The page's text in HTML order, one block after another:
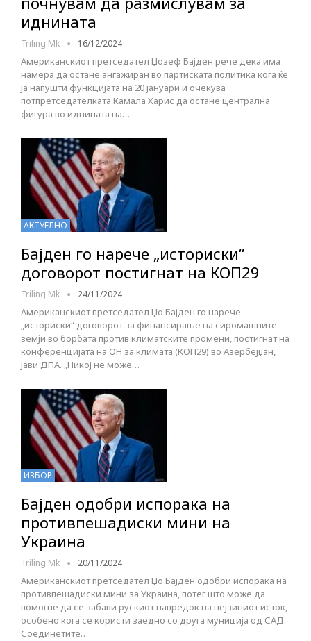
иднината
Triling Mk 16/12/2024
Американскиот претседател Џозеф Бајден рече дека има
намера да остане ангажиран во партиската политика кога ќе
ја напушти функцијата на 20 јануари и очекува
потпретседателката Камала Харис да остане централна
фигура во иднината на…
АКТУЕЛНО
Бајден го нарече „историски“
договорот постигнат на КОП29
Triling Mk 24/11/2024
Американскиот претседател Џо Бајден го нарече
„историски“ договорот за финансирање на сиромашните
земји во борбата против климатските промени, постигнат на
конференцијата на ОН за климата (КОП29) во Азербејџан,
јави ДПА. „Никој не може…
ИЗБОР
Бајден одобри испорака на
противпешадиски мини на
Украина
Triling Mk 20/11/2024
Американскиот претседател Џо Бајден одобри испорака на
противпешадиски мини за Украина, потег што може да
помогне да се забави рускиот напредок на нејзиниот исток,
особено кога се користи заедно со друга муниција од САД.
Соединетите…